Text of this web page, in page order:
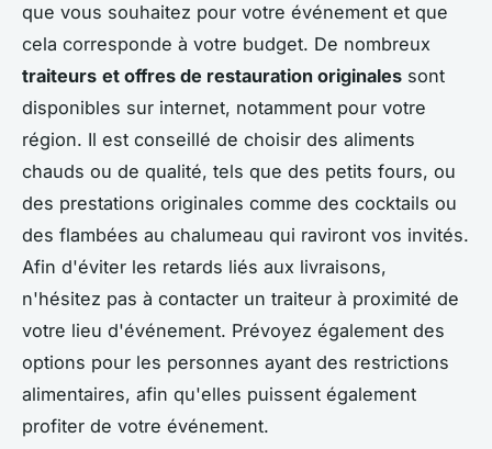
que vous souhaitez pour votre événement et que
cela corresponde à votre budget. De nombreux
traiteurs et offres de restauration originales sont
disponibles sur internet, notamment pour votre
région. Il est conseillé de choisir des aliments
chauds ou de qualité, tels que des petits fours, ou
des prestations originales comme des cocktails ou
des flambées au chalumeau qui raviront vos invités.
Afin d'éviter les retards liés aux livraisons,
n'hésitez pas à contacter un traiteur à proximité de
votre lieu d'événement. Prévoyez également des
options pour les personnes ayant des restrictions
alimentaires, afin qu'elles puissent également
profiter de votre événement.